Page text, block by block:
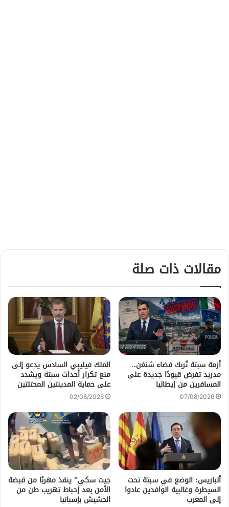
مقالات ذات صلة
أزمة سبتة تُربك فضاء شنغن..
مدريد تفرض قيودًا جديدة على
المسافرين من إيطاليا
07/08/2026
الملك فيليبي السادس يدعو إلى
منع تكرار أحداث سبتة ويشدد
على حماية المدينتين المحتلتين
02/08/2026
ألباريس: الوضع في سبتة تحت
السيطرة وغالبية الوافدين عادوا
إلى المغرب
جيت سكي” ينقذ مهربًا من قبضة
الأمن بعد إحباط تهريب طن من
الحشيش بإسبانيا